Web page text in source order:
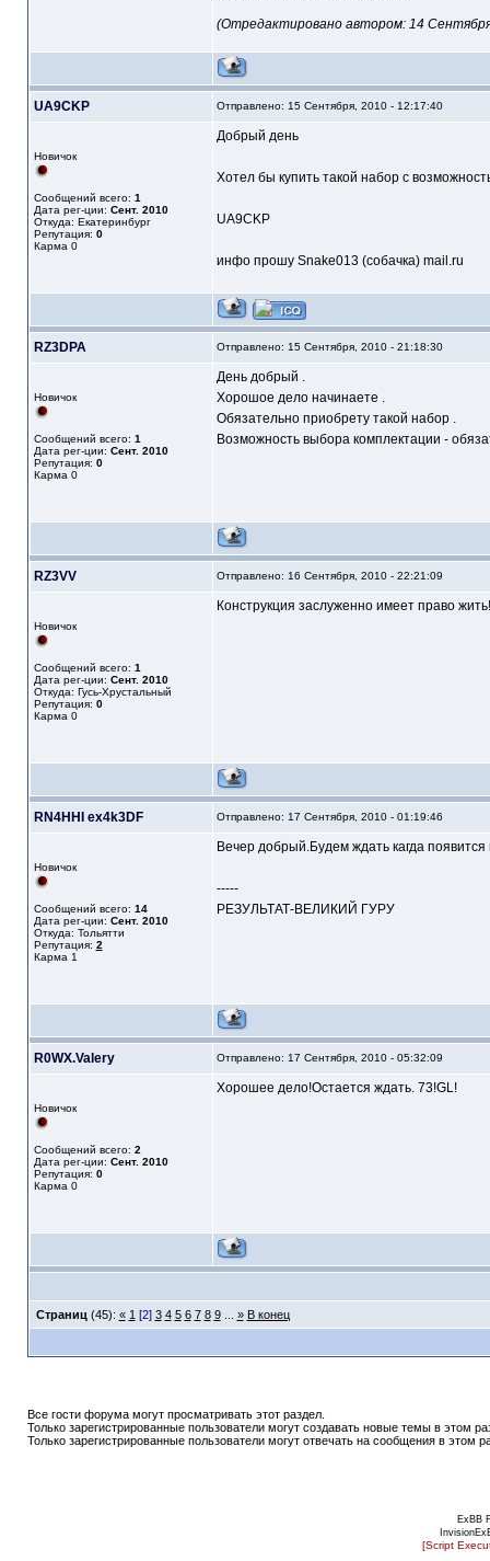
(Отредактировано автором: 14
UA9CKP Отправлено: 15 Сентября, 2010 - 12:17:40
Новичок
Сообщений всего: 1
Дата рег-ции: Сент. 2010
Откуда: Екатеринбург
Репутация: 0
Карма 0
Добрый день
Хотел бы купить такой набор с
UA9CKP
инфо прошу Snake013 (собачка) mail.ru
RZ3DPA Отправлено: 15 Сентября, 2010 - 21:18:30
Новичок
Сообщений всего: 1
Дата рег-ции: Сент. 2010
Репутация: 0
Карма 0
День добрый .
Хорошое дело начинаете .
Обязательно приобрету такой набор .
Возможность выбора комплектации -
RZ3VV Отправлено: 16 Сентября, 2010 - 22:21:09
Новичок
Сообщений всего: 1
Дата рег-ции: Сент. 2010
Откуда: Гусь-Хрустальный
Репутация: 0
Карма 0
Конструкция заслуженно имеет право
RN4HHI ex4k3DF Отправлено: 17 Сентября, 2010 - 01:19:46
Новичок
Сообщений всего: 14
Дата рег-ции: Сент. 2010
Откуда: Тольятти
Репутация: 2
Карма 1
Вечер добрый.Будем ждать кагда
-----
РЕЗУЛЬТАТ-ВЕЛИКИЙ ГУРУ
R0WX.Valery Отправлено: 17 Сентября, 2010 - 05:32:09
Новичок
Сообщений всего: 2
Дата рег-ции: Сент. 2010
Репутация: 0
Карма 0
Хорошее дело!Остается ждать. 73!GL!
Страниц (45): « 1 [2] 3 4 5 6 7 8 9... » В конец
Все гости форума могут просматривать этот раздел.
Только зарегистрированные пользователи могут создавать новые темы в этом
Только зарегистрированные пользователи могут отвечать на сообщения в этом
ExBB
[Script